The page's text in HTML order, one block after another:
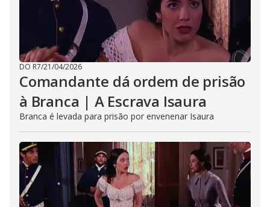
DO R7/21/04/2026
Comandante dá ordem de prisão
à Branca | A Escrava Isaura
Branca é levada para prisão por envenenar Isaura